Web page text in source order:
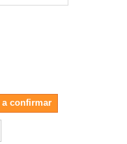
confirmar